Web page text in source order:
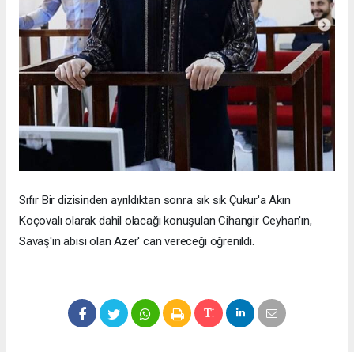
Sıfır Bir dizisinden ayrıldıktan sonra sık sık Çukur'a Akın
Koçovalı olarak dahil olacağı konuşulan Cihangir Ceyhan'ın,
Savaş'ın abisi olan Azer' can vereceği öğrenildi.